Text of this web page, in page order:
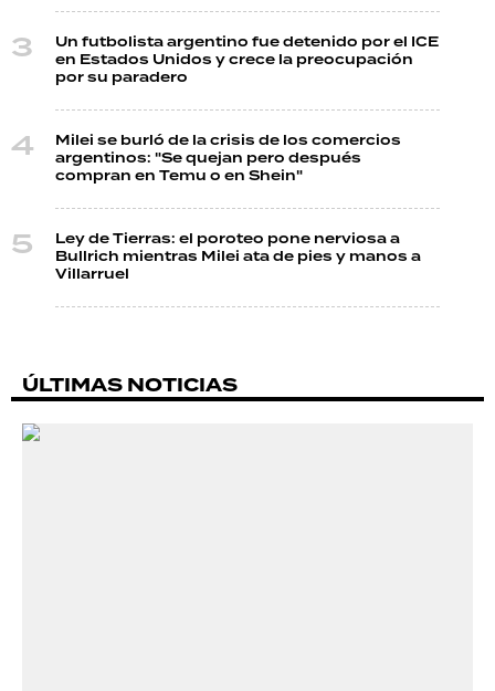
Un futbolista argentino fue detenido por el ICE
en Estados Unidos y crece la preocupación
por su paradero
Milei se burló de la crisis de los comercios
argentinos: "Se quejan pero después
compran en Temu o en Shein"
Ley de Tierras: el poroteo pone nerviosa a
Bullrich mientras Milei ata de pies y manos a
Villarruel
ÚLTIMAS NOTICIAS